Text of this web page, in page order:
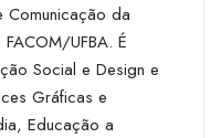
Comunicação da
UFBA. É
Social e Design e
Gráficas e
Educação a